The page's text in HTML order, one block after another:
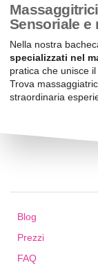
Sensoriale e
Nella nostra
specializzati nel
pratica che unisce
Trova
straordinaria
Blog
Prezzi
FAQ